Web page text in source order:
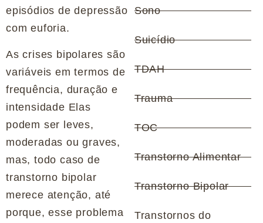
episódios de depressão
com euforia.
As crises bipolares são
variáveis em termos de
frequência, duração e
intensidade Elas
podem ser leves,
moderadas ou graves,
mas, todo caso de
transtorno bipolar
merece atenção, até
porque, esse problema
Sono
Suicídio
TDAH
Trauma
TOC
Transtorno Alimentar
Transtorno Bipolar
Transtornos do